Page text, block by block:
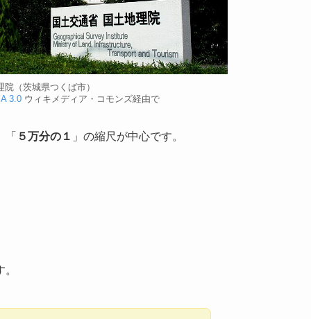
院（茨城県つくば市）
3.0ウィキメディア・コモンズ経由で
「 ５万分の１ 」の縮尺が中心です。